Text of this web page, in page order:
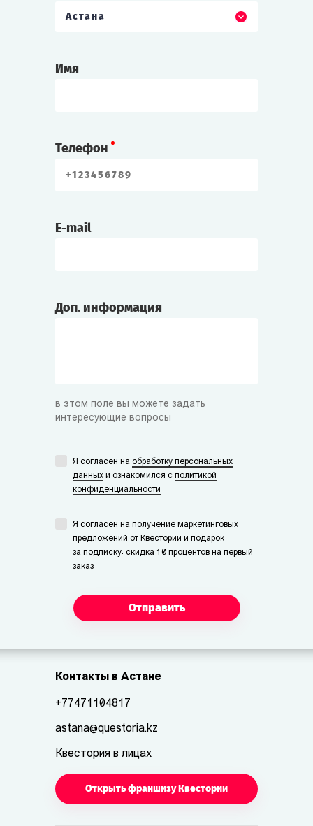
Астана
Имя
Телефон
E-mail
Доп. информация
в этом поле вы можете задать
интересующие вопросы
Я согласен на обработку персональных
данных и ознакомился с политикой
конфиденциальности
Я согласен на получение маркетинговых
предложений от Квестории и подарок
за подписку: скидка 10 процентов на первый
заказ
Отправить
Контакты в Астане
+77471104817
astana@questoria.kz
Квестория в лицах
Открыть франшизу Квестории